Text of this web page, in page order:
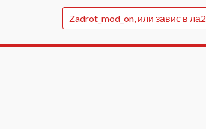
Zadrot_mod_on, или завис в ла2